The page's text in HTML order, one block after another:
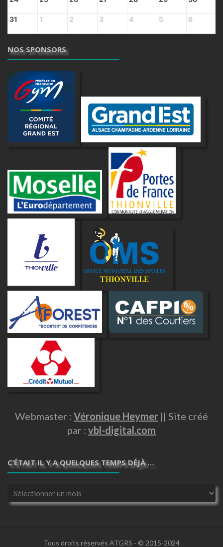
31 1 2 3 4 5 6
NOS SPONSORS
Webmaster : Véronique Heymer || Site créé
par : vbl-digital.com
C’ÉTAIT IL Y A QUELQUES TEMPS DÉJÀ …
Tous droits réservés ATGRS - © 2015-2024